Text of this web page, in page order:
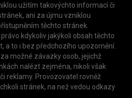
užitím takovýchto informací či
ani za újmu vzniklou
těchto stránek.
kdykoliv jakýkoli obsah těchto
a to i bez předchozího upozornění.
možné závazky osob, jejichž
nalézt zejména, nikoli však
reklamy. Provozovatel rovněž
stránek, na než vedou odkazy